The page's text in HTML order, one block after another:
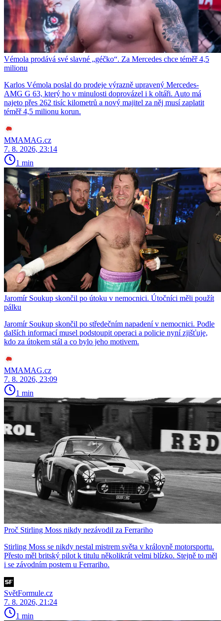
Vémola prodává své slavné „géčko“. Za Mercedes chce téměř 4,5
milionu
Karlos Vémola poslal do prodeje výrazně upravený Mercedes-
AMG G 63, který ho v minulosti doprovázel i k oltáři. Auto má
najeto přes 262 tisíc kilometrů a nový majitel za něj musí zaplatit
téměř 4,5 milionu korun.
MMAMAG.cz
7. 8. 2026, 23:14
1 min
Jaromír Soukup skončil po útoku v nemocnici. Útočníci měli použít
pálku
Jaromír Soukup skončil po středečním napadení v nemocnici. Podle
dalších informací musel podstoupit operaci a policie nyní zjišťuje,
kdo za útokem stál a co bylo jeho motivem.
MMAMAG.cz
7. 8. 2026, 23:09
1 min
Proč Stirling Moss nikdy nezávodil za Ferrariho
Stirling Moss se nikdy nestal mistrem světa v královně motorsportu.
Přesto měl britský pilot k titulu několikrát velmi blízko. Stejně to měl
i se závodním postem u Ferrariho.
SvětFormule.cz
7. 8. 2026, 21:24
1 min